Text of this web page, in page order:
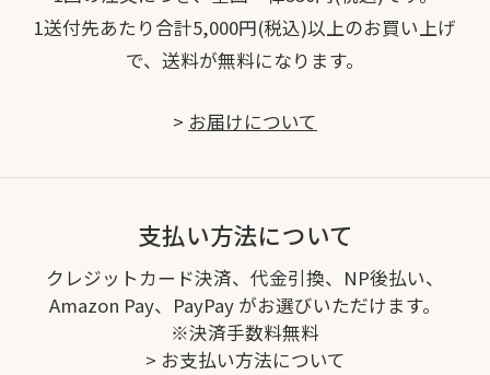
1送付先あたり合計5,000円(税込)以上のお買い上げ
で、送料が無料になります。
> お届けについて
支払い方法について
クレジットカード決済、代金引換、NP後払い、
Amazon Pay、PayPay がお選びいただけます。
※決済手数料無料
> お支払い方法について